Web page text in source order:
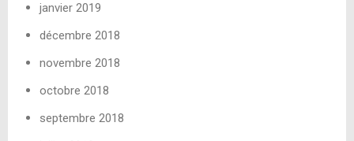
janvier 2019
décembre 2018
novembre 2018
octobre 2018
septembre 2018